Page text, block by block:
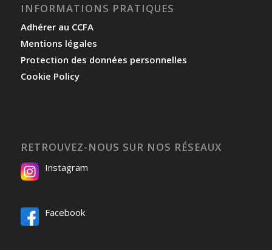
INFORMATIONS PRATIQUES
Adhérer au CCFA
Mentions légales
Protection des données personnelles
Cookie Policy
RETROUVEZ-NOUS SUR NOS RÉSEAUX
Instagram
Facebook